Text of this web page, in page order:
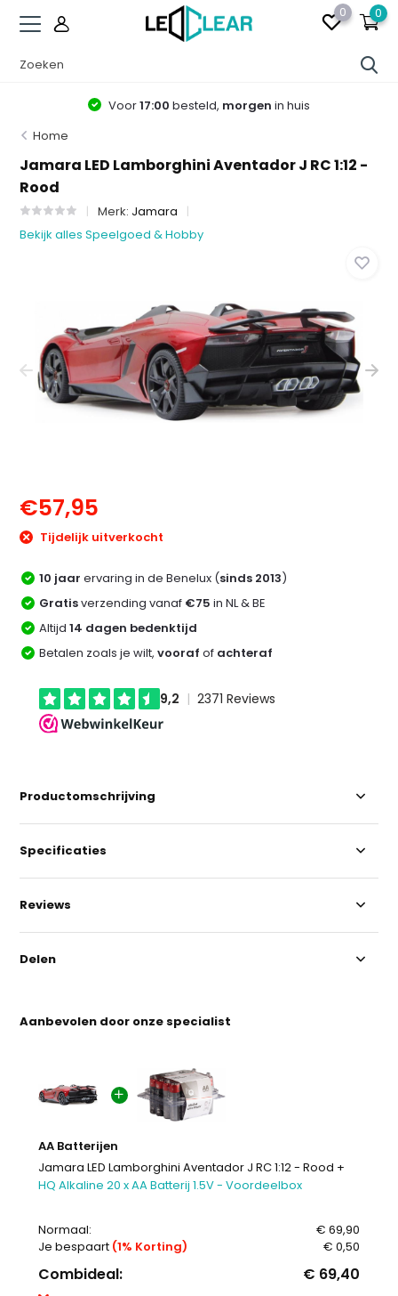
0 0
Voor17:00 besteld, morgen in huis
Home
Jamara LED Lamborghini Aventador J RC 1:12 -
Rood
Merk: Jamara
Bekijk alles Speelgoed & Hobby
€57,95
Tijdelijk uitverkocht
10 jaar ervaring in de Benelux (sinds 2013)
Gratisverzending vanaf €75 in NL & BE
Altijd14 dagen bedenktijd
Betalen zoals je wilt,vooraf of achteraf
Aanbevolen door onze specialist
AA Batterijen
Jamara LED Lamborghini Aventador J RC 1:12 - Rood +
HQ Alkaline 20 x AA Batterij 1.5V - Voordeelbox
Normaal:
€ 69,90
Je bespaart (1% Korting) € 0,50
Combideal: € 69,40
Productomschrijving
Specificaties
Reviews
Delen